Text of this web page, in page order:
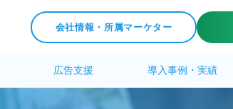
会社情報・所属マーケター
広告支援 導入事例・実績